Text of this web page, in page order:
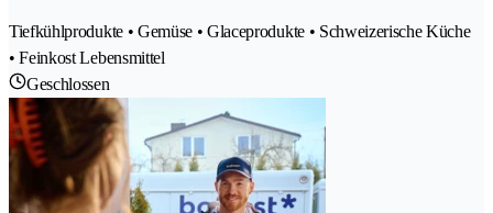
Tiefkühlprodukte • Gemüse • Glaceprodukte • Schweizerische Küche
• Feinkost Lebensmittel
Geschlossen